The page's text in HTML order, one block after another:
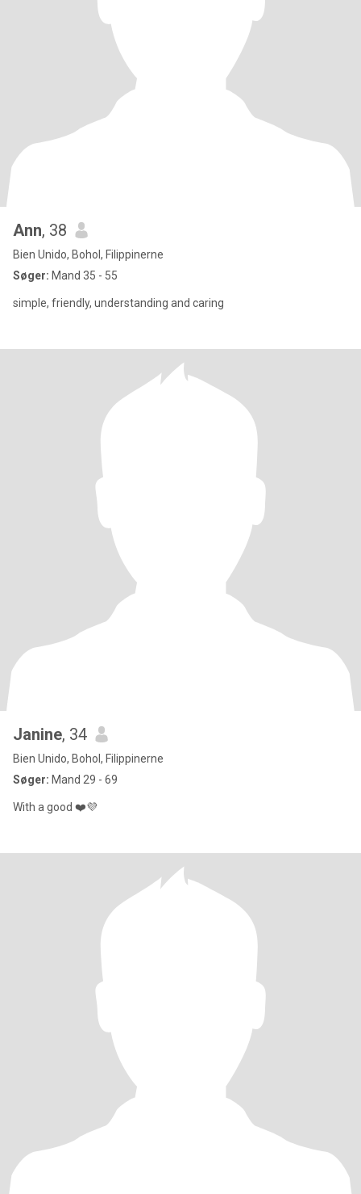
Ann, 38
Bien Unido, Bohol, Filippinerne
Søger: Mand 35 - 55
simple, friendly, understanding and caring
Janine, 34
Bien Unido, Bohol, Filippinerne
Søger: Mand 29 - 69
With a good ❤️💜